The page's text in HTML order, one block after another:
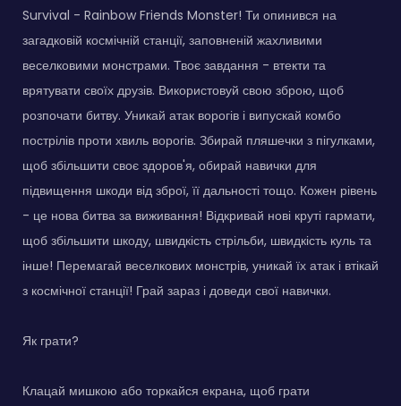
Survival - Rainbow Friends Monster! Ти опинився на
загадковій космічній станції, заповненій жахливими
веселковими монстрами. Твоє завдання - втекти та
врятувати своїх друзів. Використовуй свою зброю, щоб
розпочати битву. Уникай атак ворогів і випускай комбо
пострілів проти хвиль ворогів. Збирай пляшечки з пігулками,
щоб збільшити своє здоров'я, обирай навички для
підвищення шкоди від зброї, її дальності тощо. Кожен рівень
- це нова битва за виживання! Відкривай нові круті гармати,
щоб збільшити шкоду, швидкість стрільби, швидкість куль та
інше! Перемагай веселкових монстрів, уникай їх атак і втікай
з космічної станції! Грай зараз і доведи свої навички.
Як грати?
Клацай мишкою або торкайся екрана, щоб грати